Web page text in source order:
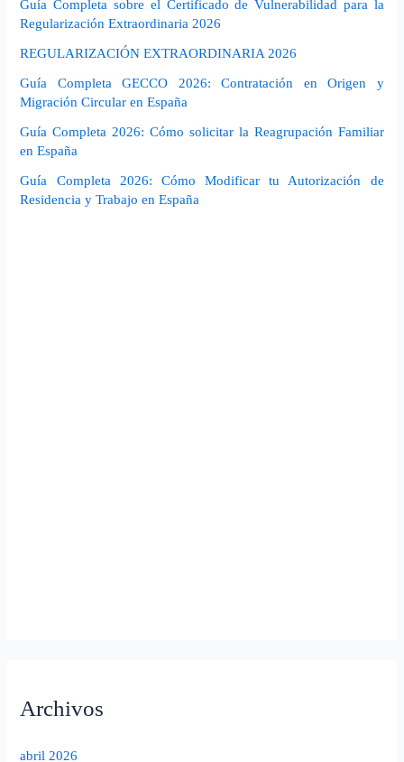
Guía Completa sobre el Certificado de Vulnerabilidad para la
Regularización Extraordinaria 2026
REGULARIZACIÓN EXTRAORDINARIA 2026
Guía Completa GECCO 2026: Contratación en Origen y
Migración Circular en España
Guía Completa 2026: Cómo solicitar la Reagrupación Familiar
en España
Guía Completa 2026: Cómo Modificar tu Autorización de
Residencia y Trabajo en España
Archivos
abril 2026